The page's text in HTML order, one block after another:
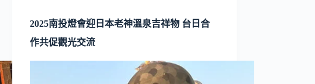
2025南投燈會迎日本老神溫泉吉祥物 台日合
作共促觀光交流